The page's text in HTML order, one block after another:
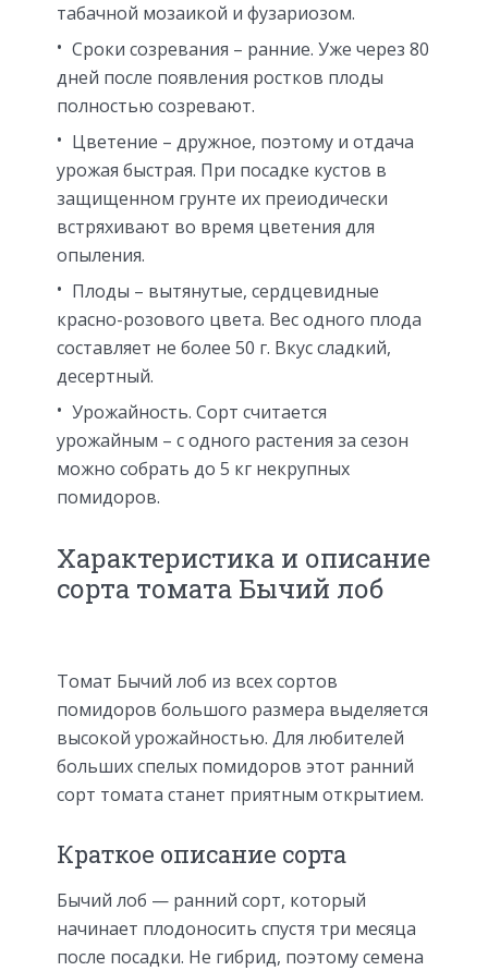
табачной мозаикой и фузариозом.
Сроки созревания – ранние. Уже через 80
дней после появления ростков плоды
полностью созревают.
Цветение – дружное, поэтому и отдача
урожая быстрая. При посадке кустов в
защищенном грунте их преиодически
встряхивают во время цветения для
опыления.
Плоды – вытянутые, сердцевидные
красно-розового цвета. Вес одного плода
составляет не более 50 г. Вкус сладкий,
десертный.
Урожайность. Сорт считается
урожайным – с одного растения за сезон
можно собрать до 5 кг некрупных
помидоров.
Характеристика и описание
сорта томата Бычий лоб
Томат Бычий лоб из всех сортов
помидоров большого размера выделяется
высокой урожайностью. Для любителей
больших спелых помидоров этот ранний
сорт томата станет приятным открытием.
Краткое описание сорта
Бычий лоб — ранний сорт, который
начинает плодоносить спустя три месяца
после посадки. Не гибрид, поэтому семена